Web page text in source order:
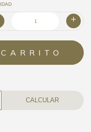
CALCULAR